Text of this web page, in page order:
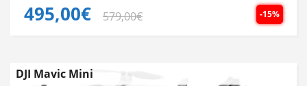
-15%
495,00€ 579,00€
DJI Mavic Mini